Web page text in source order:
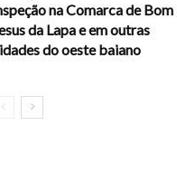
na Comarca de Bom
da Lapa e em outras
do oeste baiano